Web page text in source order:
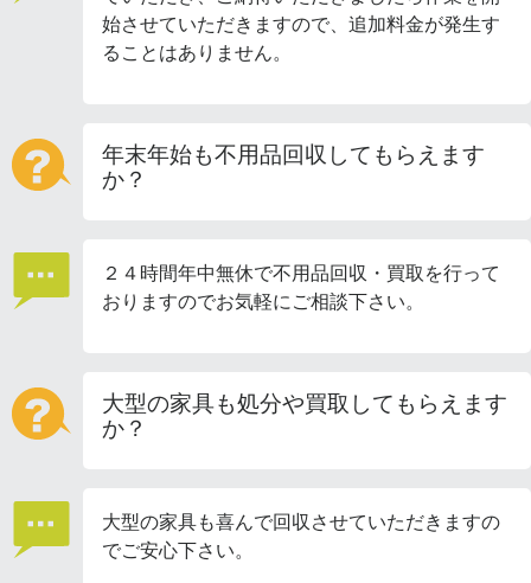
始させていただきますので、追加料金が発生す
ることはありません。
年末年始も不用品回収してもらえます
か？
２４時間年中無休で不用品回収・買取を行って
おりますのでお気軽にご相談下さい。
大型の家具も処分や買取してもらえます
か？
大型の家具も喜んで回収させていただきますの
でご安心下さい。